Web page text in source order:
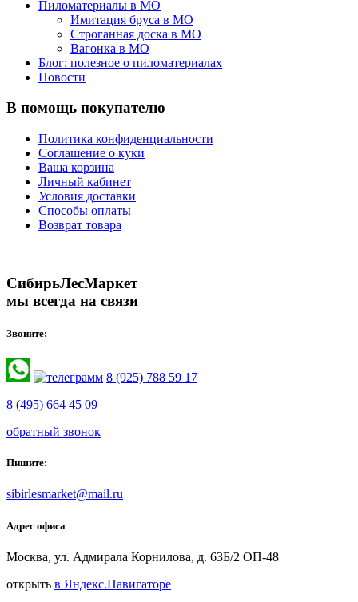
Пиломатериалы в МО
Имитация бруса в МО
Строганная доска в МО
Вагонка в МО
Блог: полезное о пиломатериалах
Новости
В помощь покупателю
Политика конфиденциальности
Соглашение о куки
Ваша корзина
Личный кабинет
Условия доставки
Способы оплаты
Возврат товара
СибирьЛесМаркет
мы всегда на связи
Звоните:
8 (925) 788 59 17
8 (495) 664 45 09
обратный звонок
Пишите:
sibirlesmarket@mail.ru
Адрес офиса
Москва, ул. Адмирала Корнилова, д. 63Б/2 ОП-48
открыть в Яндекс.Навигаторе